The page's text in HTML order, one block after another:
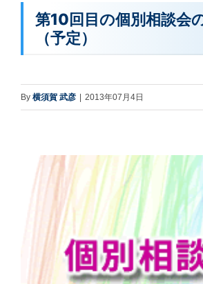
第10回目の個別相談会
（予定）
By 横須賀 武彦 2013年07月4日